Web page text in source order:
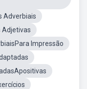
Adverbiais
Adjetivas
Impressão